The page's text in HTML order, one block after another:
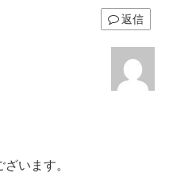
返信
います。